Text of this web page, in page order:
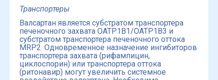
Транспортеры
Валсартан является субстратом транспортера
печеночного захвата OATP1B1/OATP1B3 и
субстратом транспортера печеночного оттока
MRP2. Одновременное назначение ингибиторов
транспортера захвата (рифампицин,
циклоспорин) или транспортера оттока
(ритонавир) могут увеличить системное